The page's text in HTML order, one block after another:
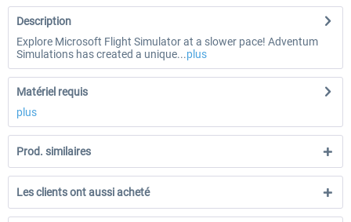
Description
Explore Microsoft Flight Simulator at a slower pace! Adventum
Simulations has created a unique...plus
Matériel requis
plus
Prod. similaires
Les clients ont aussi acheté